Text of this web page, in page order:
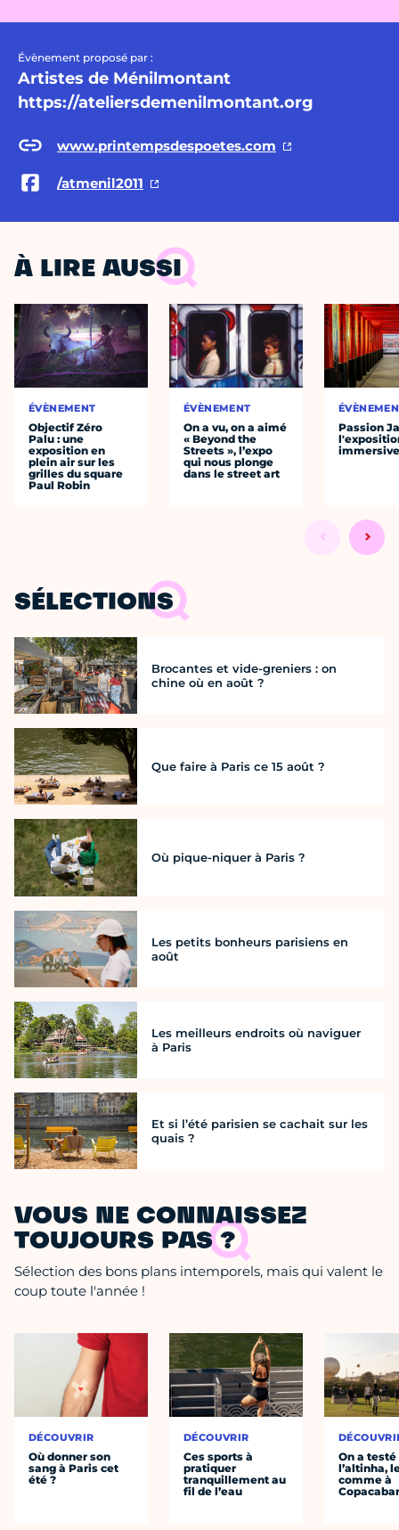
Évènement proposé par :
Artistes de Ménilmontant
https://ateliersdemenilmontant.org
www.printempsdespoetes.com
/atmenil2011
À LIRE AUSSI
ÉVÈNEMENT
Objectif Zéro
Palu : une
exposition en
plein air sur les
grilles du square
Paul Robin
ÉVÈNEMENT
On a vu, on a aimé
« Beyond the
Streets », l’expo
qui nous plonge
dans le street art
Passion
SÉLECTIONS
Brocantes et vide-greniers : on
chine où en août ?
Que faire à Paris ce 15 août ?
Où pique-niquer à Paris ?
Les petits bonheurs parisiens en
août
Les meilleurs endroits où naviguer
à Paris
Et si l’été parisien se cachait sur les
quais ?
VOUS NE CONNAISSEZ
TOUJOURS PAS ?
Sélection des bons plans intemporels, mais qui valent le
coup toute l'année !
DÉCOUVRIR
Où donner son
sang à Paris cet
été ?
DÉCOUVRIR
Ces sports à
pratiquer
tranquillement au
fil de l’eau
On a testé
l’altinha,
comme à